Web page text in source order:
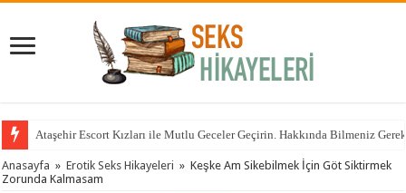
Ataşehir Escort Kızları ile Mutlu Geceler Geçirin. Hakkında Bilmeniz
Anasayfa » Erotik Seks Hikayeleri » Keşke Am Sikebilmek İçin Göt Siktirmek
Zorunda Kalmasam